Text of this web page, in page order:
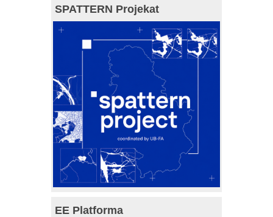
SPATTERN Projekat
EE Platforma